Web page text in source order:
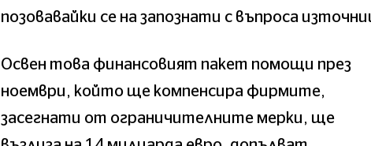
позовавайки се на запознати с въпроса
Освен това финансовият пакет помощи през
ноември, който ще компенсира фирмите,
засегнати от ограничителните мерки, ще